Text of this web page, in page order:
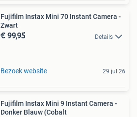
Fujifilm Instax Mini 70 Instant Camera -
Zwart
€ 99,95 Details
Bezoek website 29 jul 26
Fujifilm Instax Mini 9 Instant Camera -
Donker Blauw (Cobalt